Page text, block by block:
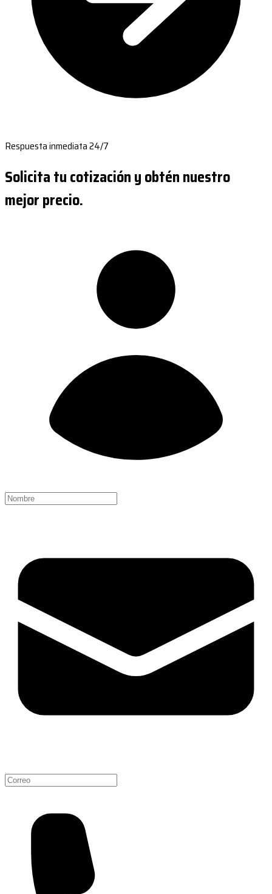
Respuesta inmediata 24/7
Solicita tu cotización y obtén nuestro
mejor precio.